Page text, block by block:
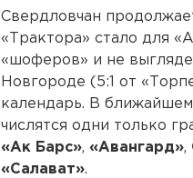
Свердловчан
«Трактора» стало для
«шоферов» и не
Новгороде (5:1 от
календарь. В
числятся одни только
«Ак Барс», «Авангард»,
«Салават».